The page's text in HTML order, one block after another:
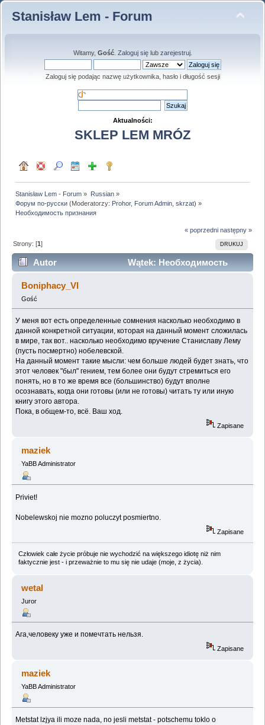
Stanisław Lem - Forum
Witamy, Gość. Zaloguj sięlub zarejestruj.
Zaloguj się podając nazwę użytkownika, hasło i długość sesji
Aktualności:
SKLEP LEM MRÓZ
Stanisław Lem - Forum » Russian»
Форум по-русски (Moderatorzy: Prohor, Forum Admin ,skrzat) »
Необходимость признания
« poprzedni następny »
DRUKUJ
Strony: [1]
Autor
Wątek: Необходимость
признания (Przeczytany 156632 razy)
Boniphacy_VI
Gość
У меня вот есть определенные сомнения насколько необходимо в
данной конкретной ситуации, которая на данный момент сложилась
в мире, так вот.. насколько необходимо вручение Станиславу Лему
(пусть посмертно) нобелевской.
На данный момент такие мысли: чем больше людей будет знать, что
этот человек "был" гением, тем более они будут стремиться его
понять, но в то же время все (большинство) будут вполне
осознавать, когда они готовы (или не готовы) читать ту или иную
книгу этого автора.
Пока, в общем-то, всё. Ваш ход.
Zapisane
maziek
YaBB Administrator
Priviet!
Nobelewskoj nie mozno poluczyt posmiertno.
Zapisane
Człowiek całe życie próbuje nie wychodzić na większego idiotę niż nim
faktycznie jest - i przeważnie to mu się nie udaje (moje, z życia).
wetal
Juror
Ага,человеку уже и помечтать нельзя.
Zapisane
maziek
YaBB Administrator
Metstat lzjya ili moze nada, no jesli metstat - potschemu toklo o